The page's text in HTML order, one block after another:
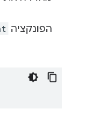
הפונקציה